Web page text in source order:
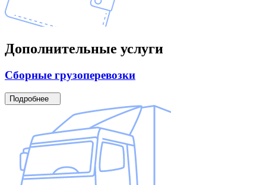
Дополнительные услуги
Сборные грузоперевозки
Подробнее